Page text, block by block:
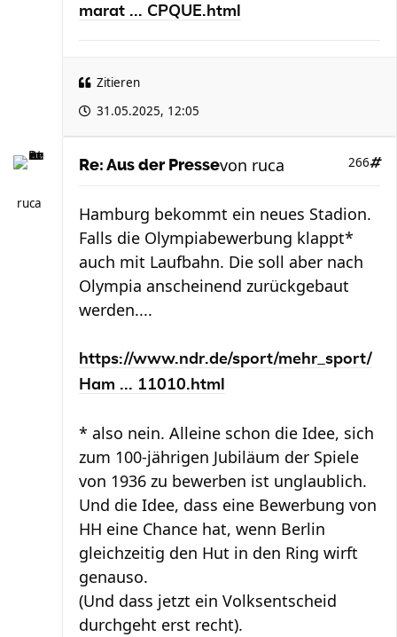
marat ... CPQUE.html
Zitieren
31.05.2025, 12:05
ruca
Re: Aus der Presse 266
von ruca
Hamburg bekommt ein neues Stadion.
Falls die Olympiabewerbung klappt*
auch mit Laufbahn. Die soll aber nach
Olympia anscheinend zurückgebaut
werden....
https://www.ndr.de/sport/mehr_sport/
Ham ... 11010.html
* also nein. Alleine schon die Idee, sich
zum 100-jährigen Jubiläum der Spiele
von 1936 zu bewerben ist unglaublich.
Und die Idee, dass eine Bewerbung von
HH eine Chance hat, wenn Berlin
gleichzeitig den Hut in den Ring wirft
genauso.
(Und dass jetzt ein Volksentscheid
durchgeht erst recht).